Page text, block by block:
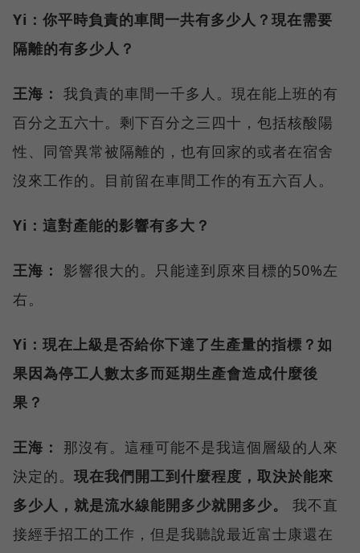
Yi：你平時負責的車間一共有多少人？現在需要
隔離的有多少人？
王海： 我負責的車間一千多人。現在能上班的有
百分之五六十。剩下百分之三四十，包括核酸陽
性、同管異常被隔離的，也有回家的或者在宿舍
沒來工作的。目前留在車間工作的有五六百人。
Yi：這對產能的影響有多大？
王海：
影響很大的。只能達到原來目標的50%左
右。
Yi：現在上級是否給你下達了生產量的指標？如
果因為停工人數太多而延期生產會造成什麼後
果？
王海：
那沒有。這種可能不是我這個層級的人來
決定的。 現在我們開工到什麼程度，取決於能來
多少人，就是流水線能開多少就開多少。
我不直
接經手招工的工作，但是我聽說最近富士康還在